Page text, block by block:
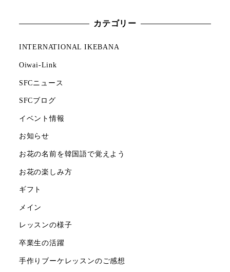
カテゴリー
INTERNATIONAL IKEBANA
Oiwai-Link
SFCニュース
SFCブログ
イベント情報
お知らせ
お花の名前を韓国語で覚えよう
お花の楽しみ方
ギフト
メイン
レッスンの様子
卒業生の活躍
手作りブーケレッスンのご感想